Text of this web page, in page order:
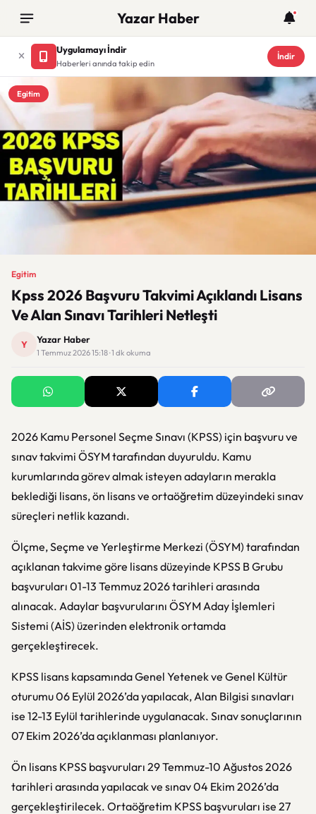
Yazar Haber
Uygulamayı İndir
Haberleri anında takip edin
İndir
Egitim
Egitim
Kpss 2026 Başvuru Takvimi Açıklandı Lisans
Ve Alan Sınavı Tarihleri Netleşti
Y Yazar Haber
1 Temmuz 2026 15:18 · 1 dk okuma
2026 Kamu Personel Seçme Sınavı (KPSS) için başvuru ve
sınav takvimi ÖSYM tarafından duyuruldu. Kamu
kurumlarında görev almak isteyen adayların merakla
beklediği lisans, ön lisans ve ortaöğretim düzeyindeki sınav
süreçleri netlik kazandı.
Ölçme, Seçme ve Yerleştirme Merkezi (ÖSYM) tarafından
açıklanan takvime göre lisans düzeyinde KPSS B Grubu
başvuruları 01-13 Temmuz 2026 tarihleri arasında
alınacak. Adaylar başvurularını ÖSYM Aday İşlemleri
Sistemi (AİS) üzerinden elektronik ortamda
gerçekleştirecek.
KPSS lisans kapsamında Genel Yetenek ve Genel Kültür
oturumu 06 Eylül 2026’da yapılacak, Alan Bilgisi sınavları
ise 12-13 Eylül tarihlerinde uygulanacak. Sınav sonuçlarının
07 Ekim 2026’da açıklanması planlanıyor.
Ön lisans KPSS başvuruları 29 Temmuz-10 Ağustos 2026
tarihleri arasında yapılacak ve sınav 04 Ekim 2026’da
gerçekleştirilecek. Ortaöğretim KPSS başvuruları ise 27